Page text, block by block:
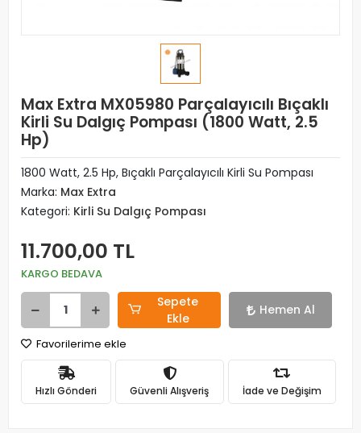
Max Extra MX05980 Parçalayıcılı Bıçaklı
Kirli Su Dalgıç Pompası (1800 Watt, 2.5
Hp)
1800 Watt, 2.5 Hp, Bıçaklı Parçalayıcılı Kirli Su Pompası
Marka: Max Extra
Kategori: Kirli Su Dalgıç Pompası
11.700,00 TL
KARGO BEDAVA
Sepete
Ekle
Hemen Al
Favorilerime ekle
Hızlı Gönderi Güvenli Alışveriş İade ve Değişim